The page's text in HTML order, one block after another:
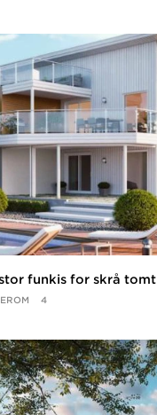
funkis for skrå tomt
4